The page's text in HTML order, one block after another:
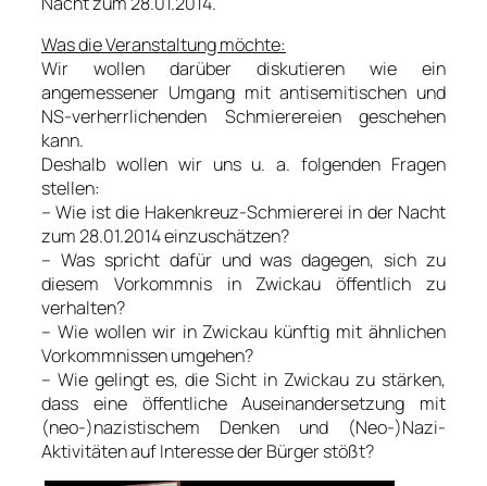
Was die Veranstaltung möchte:
Wir wollen darüber diskutieren wie ein
angemessener Umgang mit antisemitischen und
NS-verherrlichenden Schmierereien geschehen
kann.
Deshalb wollen wir uns u. a. folgenden Fragen
stellen:
– Wie ist die Hakenkreuz-Schmiererei in der Nacht
zum 28.01.2014 einzuschätzen?
– Was spricht dafür und was dagegen, sich zu
diesem Vorkommnis in Zwickau öffentlich zu
verhalten?
– Wie wollen wir in Zwickau künftig mit ähnlichen
Vorkommnissen umgehen?
– Wie gelingt es, die Sicht in Zwickau zu stärken,
dass eine öffentliche Auseinandersetzung mit
(neo-)nazistischem Denken und (Neo-)Nazi-
Aktivitäten auf Interesse der Bürger stößt?